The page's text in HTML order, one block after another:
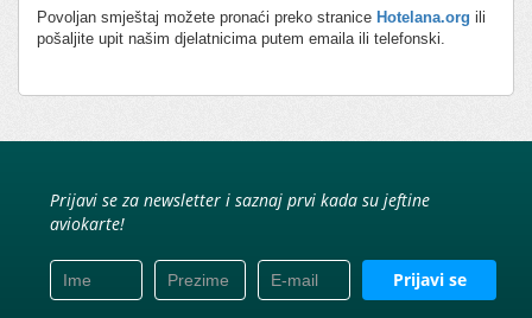
Povoljan smještaj možete pronaći preko stranice Hotelana.org ili
pošaljite upit našim djelatnicima putem emaila ili telefonski.
Prijavi se za newsletter i saznaj prvi kada su jeftine
aviokarte!
Prijavi se